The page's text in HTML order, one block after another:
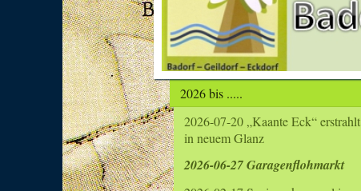
2026 bis .....
2026-07-20 „Kaante Eck“ erstrahlt
in neuem Glanz
2026-06-27 Garagenflohmarkt